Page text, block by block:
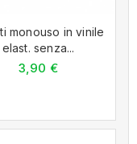
monouso in vinile
elast. senza...
3,90 €